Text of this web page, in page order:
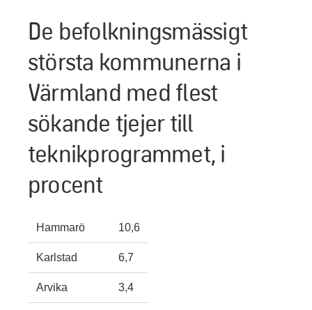
De befolkningsmässigt
största kommunerna i
Värmland med flest
sökande tjejer till
teknikprogrammet, i
procent
Hammarö 10,6
Karlstad 6,7
Arvika 3,4